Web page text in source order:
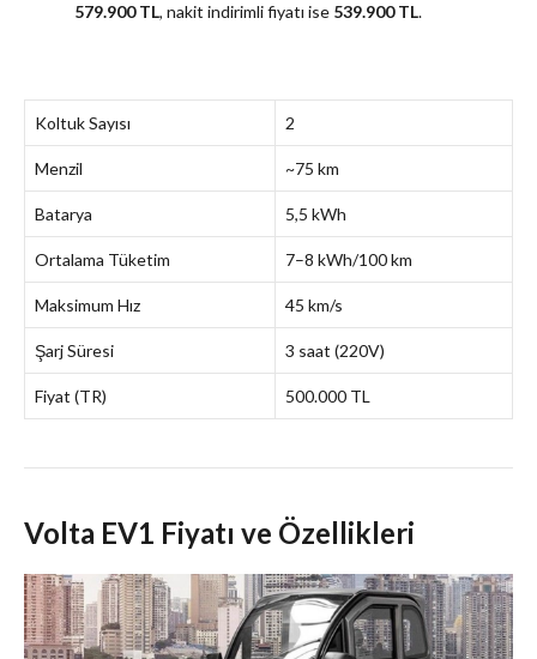
579.900 TL, nakit indirimli fiyatı ise 539.900 TL.
Koltuk Sayısı 2
Menzil ~75 km
Batarya 5,5 kWh
Ortalama Tüketim 7–8 kWh/100 km
Maksimum Hız 45 km/s
Şarj Süresi 3 saat (220V)
Fiyat (TR) 500.000 TL
Volta EV1 Fiyatı ve Özellikleri